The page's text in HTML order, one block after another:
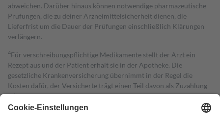
abweichen. Darüber hinaus können notwendige pharmazeutische
Prüfungen, die zu deiner Arzneimittelsicherheit dienen, die
Lieferfrist um die Dauer der Prüfungen einschließlich Klärungen
verlängern.
4Für verschreibungspflichtige Medikamente stellt der Arzt ein
Rezept aus und der Patient erhält sie in der Apotheke. Die
gesetzliche Krankenversicherung übernimmt in der Regel die
Kosten dafür, der Versicherte trägt einen Teil davon als Zuzahlung
mit.
Grundsätzlich leisten Mitglieder Zuzahlungen in Höhe von zehn